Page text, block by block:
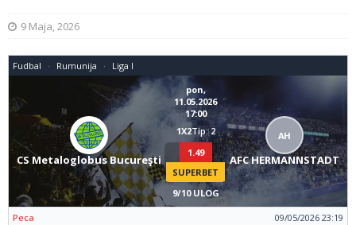
9 Maja, 2026
Fudbal Rumunija Liga I
CS Metaloglobus Bucureşti
pon,
11.05.2026
17:00
1X2Tip: 2
1.49
SUPERBET
9/10 ULOG
AH
AFC HERMANNSTADT
Peca 09/05/2026 23:19